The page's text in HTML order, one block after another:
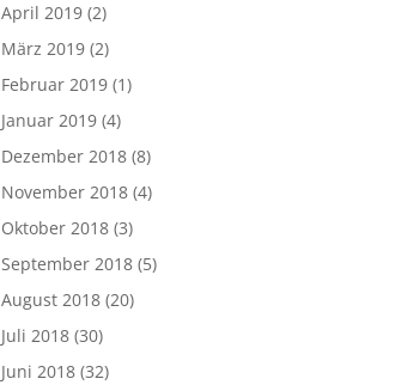
April 2019 (2)
März 2019 (2)
Februar 2019 (1)
Januar 2019 (4)
Dezember 2018 (8)
November 2018 (4)
Oktober 2018 (3)
September 2018 (5)
August 2018 (20)
Juli 2018 (30)
Juni 2018 (32)